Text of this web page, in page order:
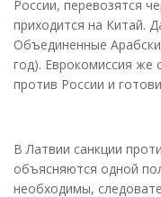
России, перевозятся
приходится на Китай.
Объединенные
год). Еврокомиссия же
против России и
В Латвии санкции
объясняются одной
необходимы,